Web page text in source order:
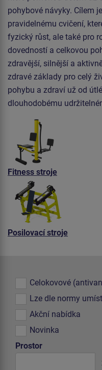
pohybové návyky. Cílem
pravidelnému cvičení,
fyzický růst, ale také pro
dovedností a celkovou
zdravější, silnější a
zdravé základy pro celý
pohybu a zdraví už od
dlouhodobému
Fitness stroje
Posilovací stroje
Celokovové
Lze dle normy
Akční nabídka
Novinka
Prostor